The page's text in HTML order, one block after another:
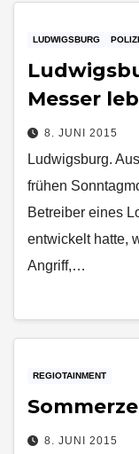
LUDWIGSBURG
Messer
8. JUNI 2015
Ludwigsburg.
frühen
Betreiber eines
entwickelt hatte,
Angriff,…
REGIOTAINMENT
8. JUNI 2015